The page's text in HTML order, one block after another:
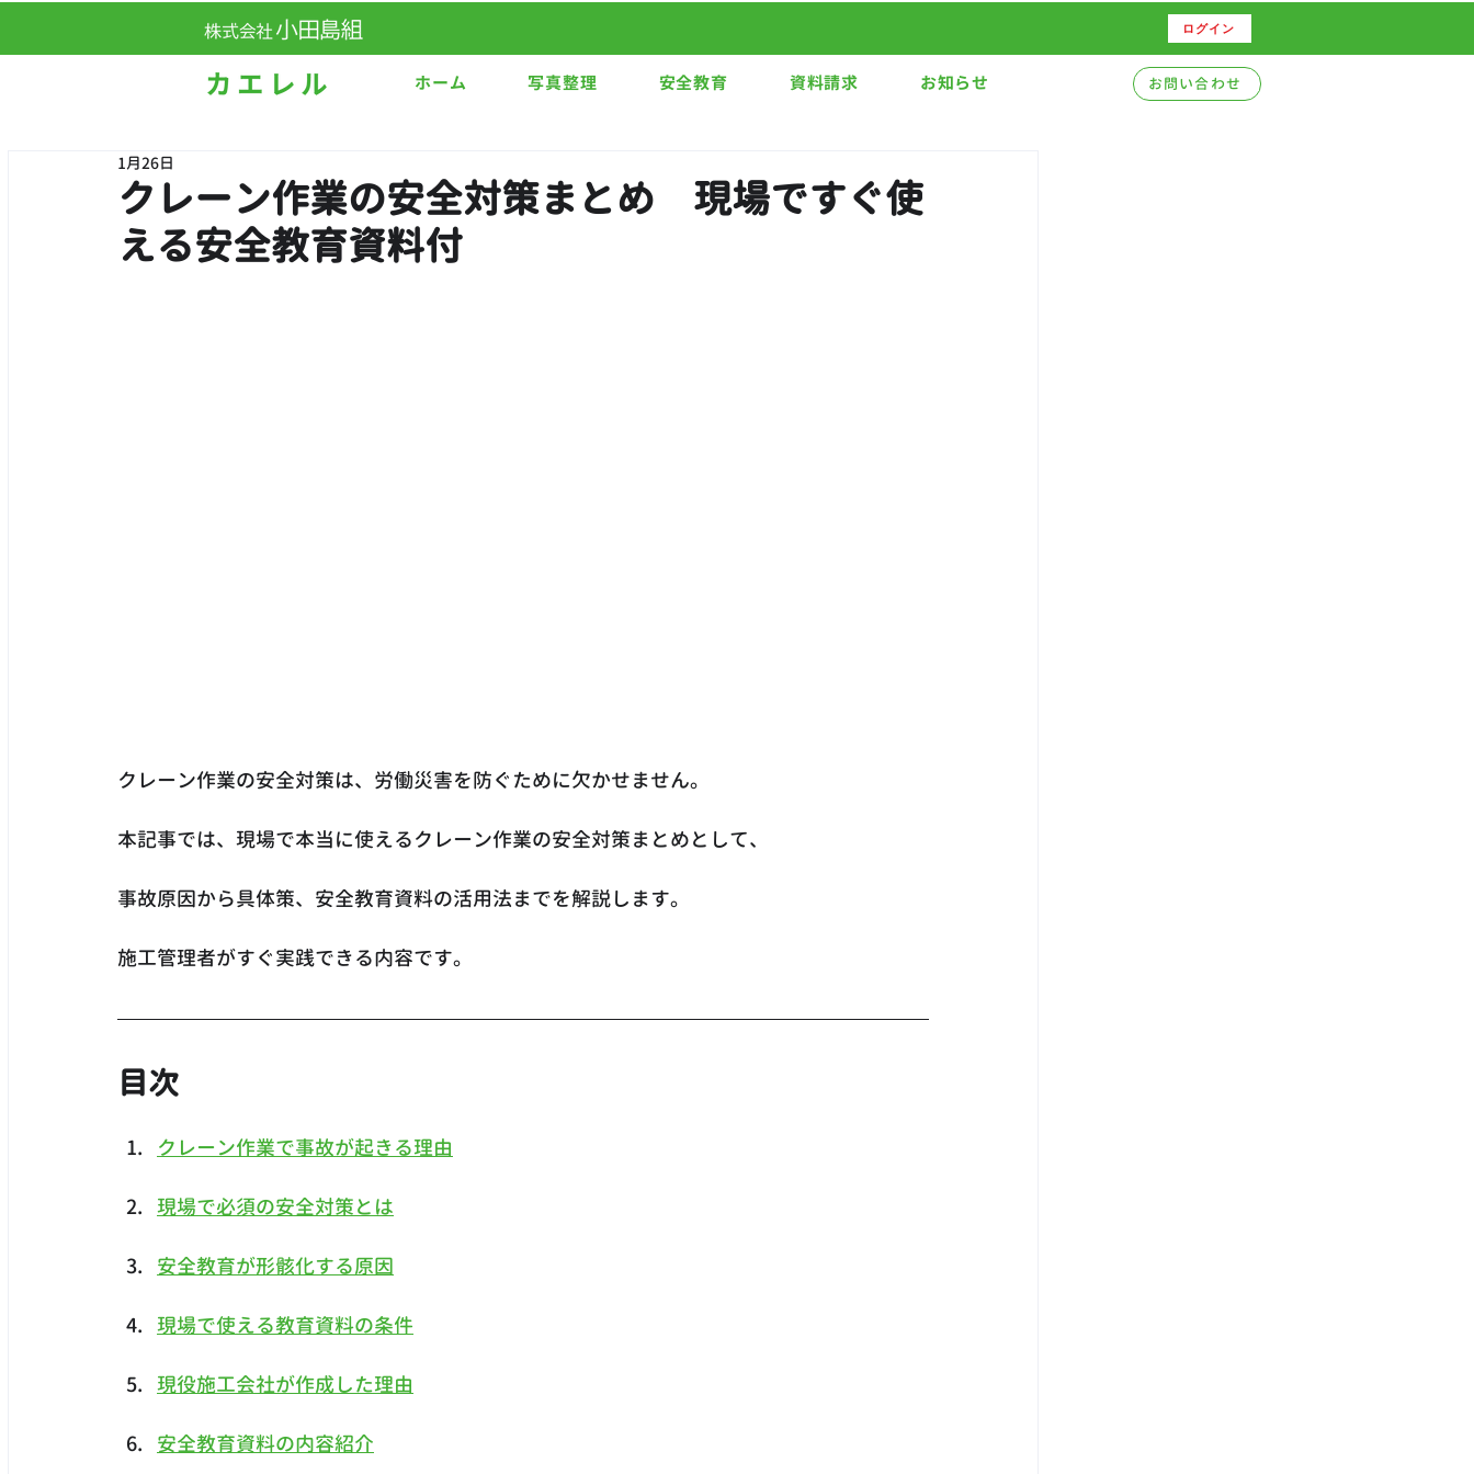
ログイン
ホーム 写真整理 安全教育 資料請求 お知らせ お問い合わせ
クレーン作業の安全対策まとめ 現場ですぐ使
える安全教育資料付
1月26日
クレーン作業の安全対策は、労働災害を防ぐために欠かせません。
本記事では、現場で本当に使えるクレーン作業の安全対策まとめとして、
事故原因から具体策、安全教育資料の活用法までを解説します。
施工管理者がすぐ実践できる内容です。
目次
クレーン作業で事故が起きる理由
現場で必須の安全対策とは
安全教育が形骸化する原因
現場で使える教育資料の条件
現役施工会社が作成した理由
安全教育資料の内容紹介